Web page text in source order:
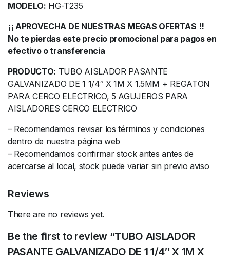
MODELO: HG-T235
¡¡ APROVECHA DE NUESTRAS MEGAS OFERTAS !!
No te pierdas este precio promocional para pagos en
efectivo o transferencia
PRODUCTO: TUBO AISLADOR PASANTE
GALVANIZADO DE 1 1/4″ X 1M X 1.5MM + REGATON
PARA CERCO ELECTRICO, 5 AGUJEROS PARA
AISLADORES CERCO ELECTRICO
– Recomendamos revisar los términos y condiciones
dentro de nuestra página web
– Recomendamos confirmar stock antes antes de
acercarse al local, stock puede variar sin previo aviso
Reviews
There are no reviews yet.
Be the first to review “TUBO AISLADOR
PASANTE GALVANIZADO DE 1 1/4″ X 1M X